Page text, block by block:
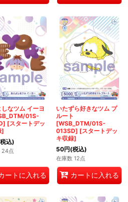
しなツム イーヨ
01S-
[スタートデッ
]
込)
24点
ートに入れる
いたずら好きなツム プ
ルート
[WSB_DTM/01S-
013SD] [スタートデッ
キ収録]
50円(税込)
在庫数 12点
カートに入れる